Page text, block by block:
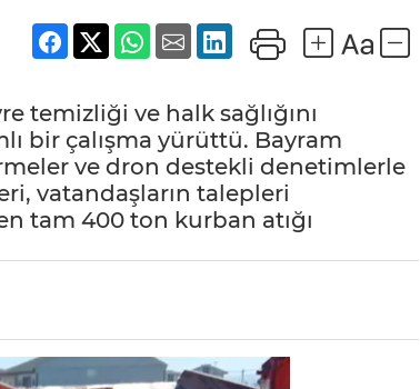
temizliği ve halk sağlığını
bir çalışma yürüttü. Bayram
ve dron destekli denetimlerle
vatandaşların talepleri
tam 400 ton kurban atığı